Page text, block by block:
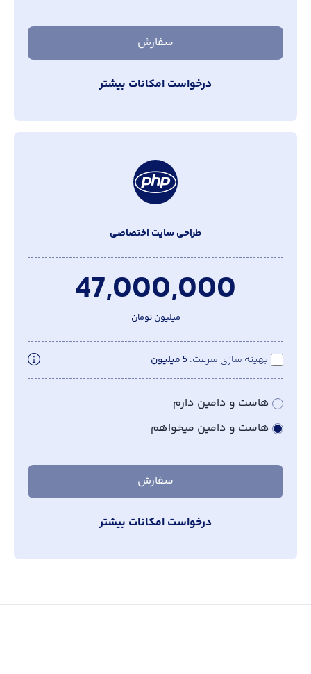
سفارش
درخواست امکانات بیشتر
طراحی سایت اختصاصی
47,000,000
میلیون تومان
بهینه سازی سرعت 5 میلیون
هاست و دامین دارم
هاست و دامین میخواهم
سفارش
درخواست امکانات بیشتر